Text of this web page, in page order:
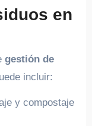
en
gestión de
incluir:
y compostaje